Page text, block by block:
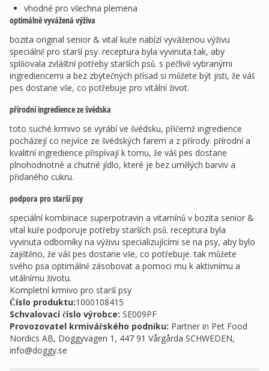
vhodné pro všechna plemena
optimálně vyvážená výživa
bozita original senior & vital kuře nabízí vyváženou výživu
speciálně pro starší psy. receptura byla vyvinuta tak, aby
splňovala zvláštní potřeby starších psů. s pečlivě vybranými
ingrediencemi a bez zbytečných přísad si můžete být jisti, že váš
pes dostane vše, co potřebuje pro vitální život.
přírodní ingredience ze švédska
toto suché krmivo se vyrábí ve švédsku, přičemž ingredience
pocházejí co nejvíce ze švédských farem a z přírody. přírodní a
kvalitní ingredience přispívají k tomu, že váš pes dostane
plnohodnotné a chutné jídlo, které je bez umělých barviv a
přidaného cukru.
podpora pro starší psy
speciální kombinace superpotravin a vitamínů v bozita senior &
vital kuře podporuje potřeby starších psů. receptura byla
vyvinuta odborníky na výživu specializujícími se na psy, aby bylo
zajištěno, že váš pes dostane vše, co potřebuje. tak můžete
svého psa optimálně zásobovat a pomoci mu k aktivnímu a
vitálnímu životu.
Kompletní krmivo pro starší psy
Číslo produktu:1000108415
Schvalovací číslo výrobce: SE009PF
Provozovatel krmivářského podniku: Partner in Pet Food
Nordics AB, Doggyvägen 1, 447 91 Vårgårda SCHWEDEN,
info@doggy.se